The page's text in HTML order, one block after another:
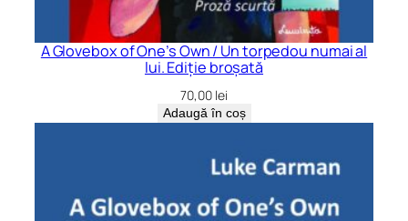
A Glovebox of One’s Own / Un torpedou numai al
lui. Ediție broșată
70,00 lei
Adaugă în coș